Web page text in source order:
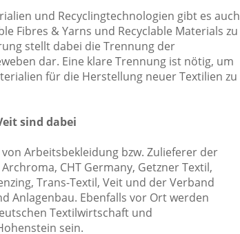
und Recyclingtechnologien gibt es auch
Fibres & Yarns und Recyclable Materials zu
stellt dabei die Trennung der
dar. Eine klare Trennung ist nötig, um
für die Herstellung neuer Textilien zu
sind dabei
Arbeitsbekleidung bzw. Zulieferer der
CHT Germany, Getzner Textil,
Trans-Textil, Veit und der Verband
Anlagenbau. Ebenfalls vor Ort werden
Textilwirtschaft und
sein.